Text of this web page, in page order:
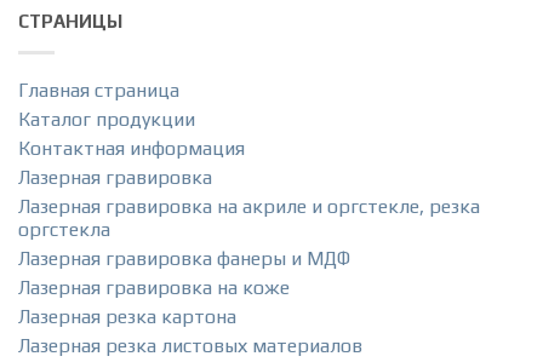
СТРАНИЦЫ
Главная страница
Каталог продукции
Контактная информация
Лазерная гравировка
Лазерная гравировка на акриле и оргстекле, резка
оргстекла
Лазерная гравировка фанеры и МДФ
Лазерная гравировка на коже
Лазерная резка картона
Лазерная резка листовых материалов